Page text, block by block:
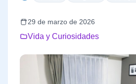
29 de marzo de 2026
Vida y Curiosidades